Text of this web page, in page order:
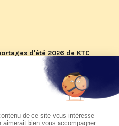
d'été 2026 de KTO
pastorale du pape Léon